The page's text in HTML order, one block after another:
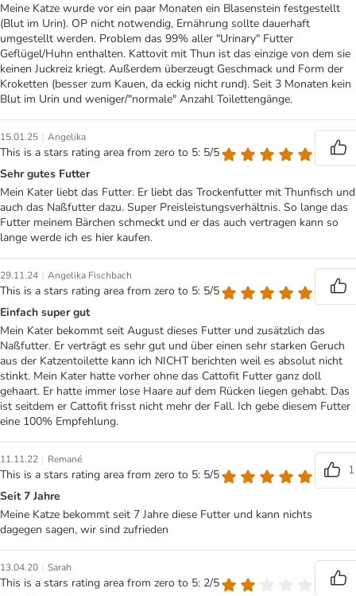
Meine Katze wurde vor ein paar Monaten ein Blasenstein festgestellt
(Blut im Urin). OP nicht notwendig, Ernährung sollte dauerhaft
umgestellt werden. Problem das 99% aller "Urinary" Futter
Geflügel/Huhn enthalten. Kattovit mit Thun ist das einzige von dem sie
keinen Juckreiz kriegt. Außerdem überzeugt Geschmack und Form der
Kroketten (besser zum Kauen, da eckig nicht rund). Seit 3 Monaten kein
Blut im Urin und weniger/"normale" Anzahl Toilettengänge.
15.01.25 | Angelika
This is a stars rating area from zero to 5: 5/5
Sehr gutes Futter
Mein Kater liebt das Futter. Er liebt das Trockenfutter mit Thunfisch und
auch das Naßfutter dazu. Super Preisleistungsverhältnis. So lange das
Futter meinem Bärchen schmeckt und er das auch vertragen kann so
lange werde ich es hier kaufen.
29.11.24 | Angelika Fischbach
This is a stars rating area from zero to 5: 5/5
Einfach super gut
Mein Kater bekommt seit August dieses Futter und zusätzlich das
Naßfutter. Er verträgt es sehr gut und über einen sehr starken Geruch
aus der Katzentoilette kann ich NICHT berichten weil es absolut nicht
stinkt. Mein Kater hatte vorher ohne das Cattofit Futter ganz doll
gehaart. Er hatte immer lose Haare auf dem Rücken liegen gehabt. Das
ist seitdem er Cattofit frisst nicht mehr der Fall. Ich gebe diesem Futter
eine 100% Empfehlung.
11.11.22 | Remané
This is a stars rating area from zero to 5: 5/5
1
Seit 7 Jahre
Meine Katze bekommt seit 7 Jahre diese Futter und kann nichts
dagegen sagen, wir sind zufrieden
13.04.20 | Sarah
This is a stars rating area from zero to 5: 2/5